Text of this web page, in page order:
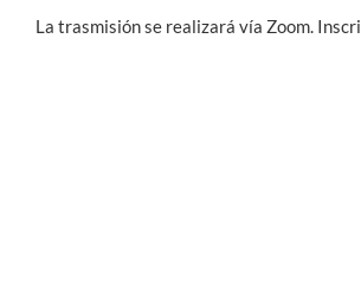
La trasmisión se realizará vía Zoom.